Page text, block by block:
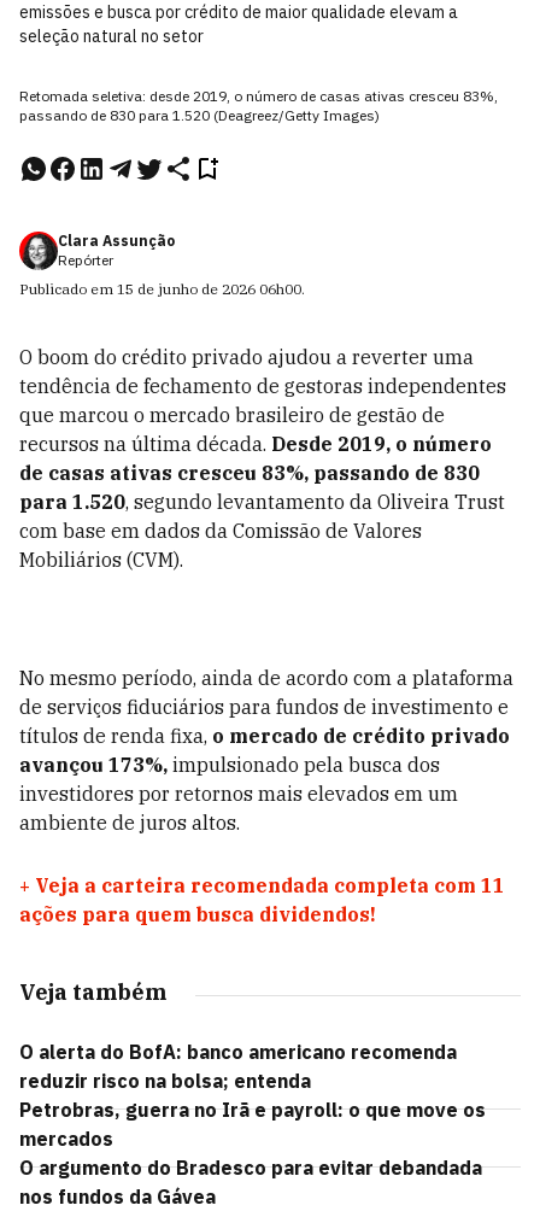
emissões e busca por crédito de maior qualidade elevam a
seleção natural no setor
Retomada seletiva: desde 2019, o número de casas ativas cresceu 83%,
passando de 830 para 1.520 (Deagreez/Getty Images)
Clara Assunção
Repórter
Publicado em 15 de junho de 2026 06h00.
O boom do crédito privado ajudou a reverter uma
tendência de fechamento de gestoras independentes
que marcou o mercado brasileiro de gestão de
recursos na última década. Desde 2019, o número
de casas ativas cresceu 83%, passando de 830
para 1.520, segundo levantamento da Oliveira Trust
com base em dados da Comissão de Valores
Mobiliários (CVM).
No mesmo período, ainda de acordo com a plataforma
de serviços fiduciários para fundos de investimento e
títulos de renda fixa, o mercado de crédito privado
avançou 173%, impulsionado pela busca dos
investidores por retornos mais elevados em um
ambiente de juros altos.
+ Veja a carteira recomendada completa com 11
ações para quem busca dividendos!
Veja também
O alerta do BofA: banco americano recomenda
reduzir risco na bolsa; entenda
Petrobras, guerra no Irã e payroll: o que move os
mercados
O argumento do Bradesco para evitar debandada
nos fundos da Gávea